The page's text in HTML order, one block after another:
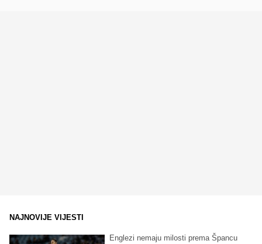
NAJNOVIJE VIJESTI
Englezi nemaju milosti prema Špancu